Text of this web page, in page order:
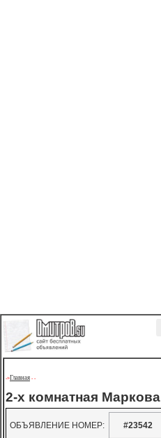
->Главная - -
2-х комнатная Маркова
ОБЪЯВЛЕНИЕ НОМЕР:
#23542